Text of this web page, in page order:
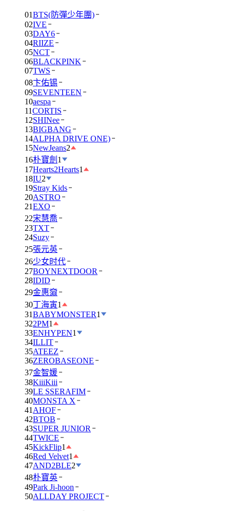
01BTS(防彈少年團)
02IVE
03DAY6
04RIIZE
05NCT
06BLACKPINK
07TWS
08卞佑锡
09SEVENTEEN
10aespa
11CORTIS
12SHINee
13BIGBANG
14ALPHA DRIVE ONE)
15NewJeans2
16朴寶劍 1
17Hearts2Hearts1
18IU2
19Stray Kids
20ASTRO
21EXO
22宋慧喬
23TXT
24Suzy
25張元英
26少女时代
27BOYNEXTDOOR
28IDID
29金惠奫
30丁海寅1
31BABYMONSTER1
322PM1
33ENHYPEN1
34ILLIT
35ATEEZ
36ZEROBASEONE
37金智媛
38KiiiKiii
39LE SSERAFIM
40MONSTA X
41 AHOF
42BTOB
43SUPER JUNIOR
44TWICE
45KickFlip1
46Red Velvet1
47AND2BLE2
48朴寶英
49Park Ji-hoon
50ALLDAY PROJECT